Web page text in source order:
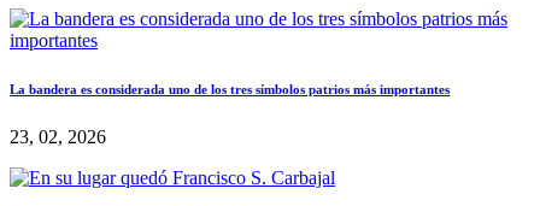
La bandera es considerada uno de los tres símbolos patrios más importantes
23, 02, 2026